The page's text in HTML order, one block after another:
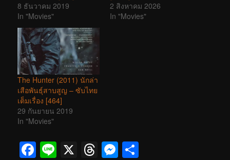
8 ธันวาคม 2019
In "Movies"
2 สิงหาคม 2026
In "Movies"
The Hunter (2011) นักล่า
เสือพันธุ์สาบสูญ – ซับไทย
เต็มเรื่อง [464]
29 กันยายน 2019
In "Movies"
Facebook
Line
X Threads
Messenger